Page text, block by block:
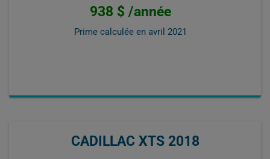
938 $ /année
Prime calculée en avril 2021
CADILLAC XTS 2018